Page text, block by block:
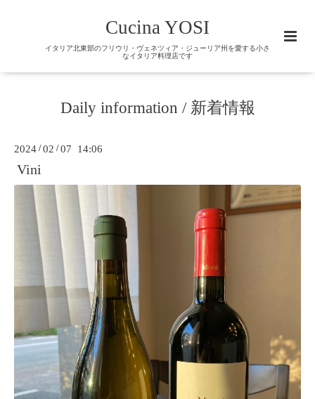
Cucina YOSI
イタリア北東部のフリウリ・ヴェネツィア・ジューリア州を愛する小さ
なイタリア料理店です
Daily information / 新着情報
2024 /02 /07 14:06
Vini